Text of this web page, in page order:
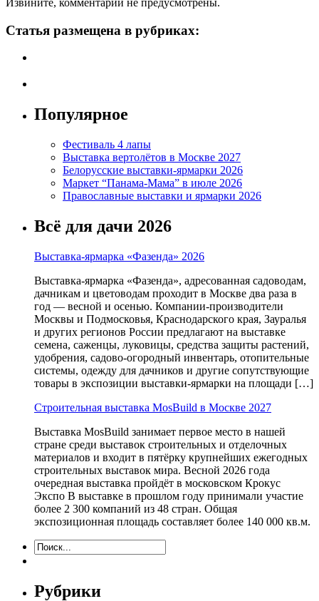
Статья размещена в рубриках:
Популярное
Фестиваль 4 лапы
Выставка вертолётов в Москве 2027
Белорусские выставки-ярмарки 2026
Маркет “Панама-Мама” в июле 2026
Православные выставки и ярмарки 2026
Всё для дачи 2026
Выставка-ярмарка «Фазенда» 2026
Выставка-ярмарка «Фазенда», адресованная садоводам,
дачникам и цветоводам проходит в Москве два раза в
год — весной и осенью. Компании-производители
Москвы и Подмосковья, Краснодарского края, Зауралья
и других регионов России предлагают на выставке
семена, саженцы, луковицы, средства защиты растений,
удобрения, садово-огородный инвентарь, отопительные
системы, одежду для дачников и другие сопутствующие
товары в экспозиции выставки-ярмарки на площади […]
Строительная выставка MosBuild в Москве 2027
Выставка MosBuild занимает первое место в нашей
стране среди выставок строительных и отделочных
материалов и входит в пятёрку крупнейших ежегодных
строительных выставок мира. Весной 2026 года
очередная выставка пройдёт в московском Крокус
Экспо В выставке в прошлом году принимали участие
более 2 300 компаний из 48 стран. Общая
экспозиционная площадь составляет более 140 000 кв.м.
Рубрики